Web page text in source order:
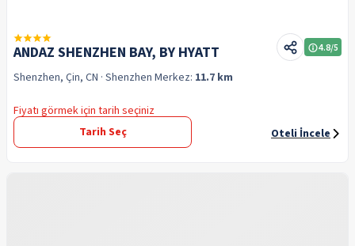
ANDAZ SHENZHEN BAY, BY HYATT 4.8/5
Shenzhen, Çin, CN · Shenzhen Merkez: 11.7 km
Fiyatı görmek için tarih seçiniz
Tarih Seç
Oteli İncele